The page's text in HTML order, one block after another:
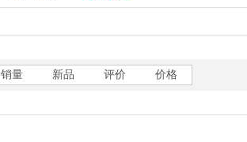
销量 新品 评价 价格